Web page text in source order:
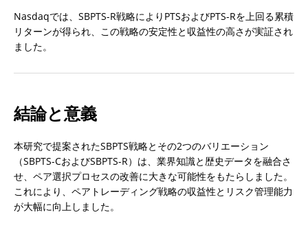
Nasdaqでは、SBPTS-R戦略によりPTSおよびPTS-Rを上回る累積
リターンが得られ、この戦略の安定性と収益性の高さが実証され
ました。
結論と意義
本研究で提案されたSBPTS戦略とその2つのバリエーション
（SBPTS-CおよびSBPTS-R）は、業界知識と歴史データを融合さ
せ、ペア選択プロセスの改善に大きな可能性をもたらしました。
これにより、ペアトレーディング戦略の収益性とリスク管理能力
が大幅に向上しました。